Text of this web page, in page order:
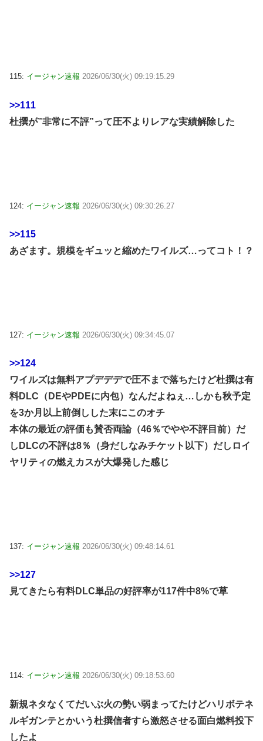
115: イージャン速報 2026/06/30(火) 09:19:15.29
>>111
杜撰が”非常に不評”って圧不よりレアな実績解除した
124: イージャン速報 2026/06/30(火) 09:30:26.27
>>115
あざます。規模をギュッと縮めたワイルズ…ってコト！？
127: イージャン速報 2026/06/30(火) 09:34:45.07
>>124
ワイルズは無料アプデデデで圧不まで落ちたけど杜撰は有
料DLC（DEやPDEに内包）なんだよねぇ…しかも秋予定
を3か月以上前倒しした末にこのオチ
本体の最近の評価も賛否両論（46％でやや不評目前）だ
しDLCの不評は8％（身だしなみチケット以下）だしロイ
ヤリティの燃えカスが大爆発した感じ
137: イージャン速報 2026/06/30(火) 09:48:14.61
>>127
見てきたら有料DLC単品の好評率が117件中8%で草
114: イージャン速報 2026/06/30(火) 09:18:53.60
新規ネタなくてだいぶ火の勢い弱まってたけどハリボテネ
ルギガンテとかいう杜撰信者すら激怒させる面白燃料投下
したよ